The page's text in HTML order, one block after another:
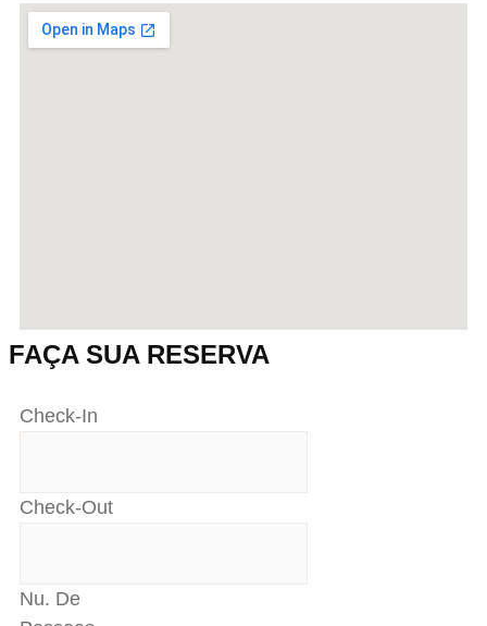
FAÇA SUA RESERVA
Check-In
Check-Out
Nu. De